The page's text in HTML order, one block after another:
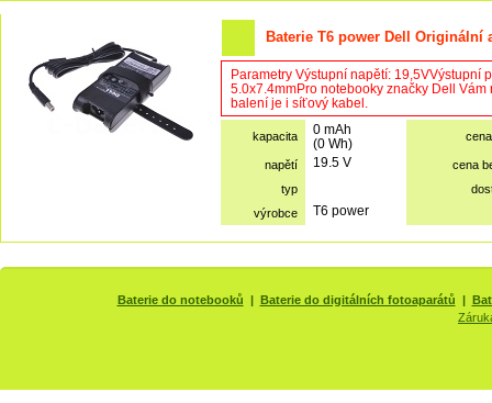
Baterie T6 power Dell Originální
Parametry Výstupní napětí: 19,5VVýstupní
5.0x7.4mmPro notebooky značky Dell
balení je i síťový kabel.
kapacita
0 mAh
(0 Wh)
napětí 19.5 V
cena
typ
výrobce
T6 power
Baterie do notebooků | Baterie do digitálních fotoaparátů |